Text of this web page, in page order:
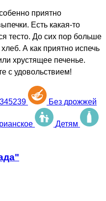
приятно
Есть какая-то
тесто. До сих пор больше
А как приятно испечь
хрустящее печенье.
с удовольствием!
Без дрожжей
Детям